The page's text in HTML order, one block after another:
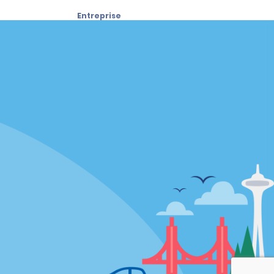
Entreprise
Conditions d’utilisation
Plan du site
Choix de confidentialité
Pluriannuel d'accessibilité